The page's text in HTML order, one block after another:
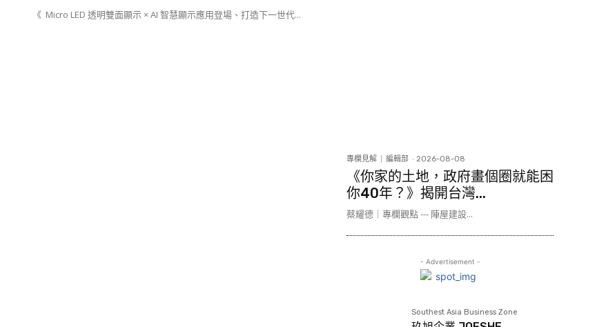
《 Micro LED 透明雙面顯示 × AI 智慧顯示應用登場、打造下一世代...
專欄見解 編輯部 - 2026-08-08
《你家的土地，政府畫個圈就能困
你40年？》揭開台灣...
蔡耀德｜專欄觀點 --- 陣屋建設...
- Advertisement -
Southest Asia Business Zone